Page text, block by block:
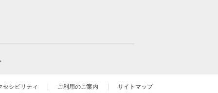
セシビリティ ご利用のご案内 サイトマップ